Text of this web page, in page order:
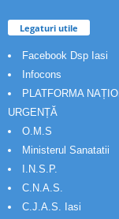
Legaturi utile
Facebook Dsp Iasi
Infocons
PLATFORMA
URGENȚĂ
O.M.S
Ministerul Sanatatii
I.N.S.P.
C.N.A.S.
C.J.A.S. Iasi